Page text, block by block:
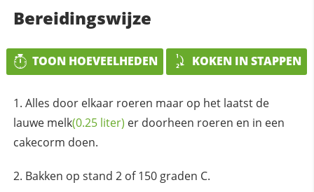
Bereidingswijze
TOON HOEVEELHEDEN KOKEN IN STAPPEN
Alles door elkaar roeren maar op het laatst de
lauwe melk(0.25 liter) er doorheen roeren en in een
cakecorm doen.
Bakken op stand 2 of 150 graden C.